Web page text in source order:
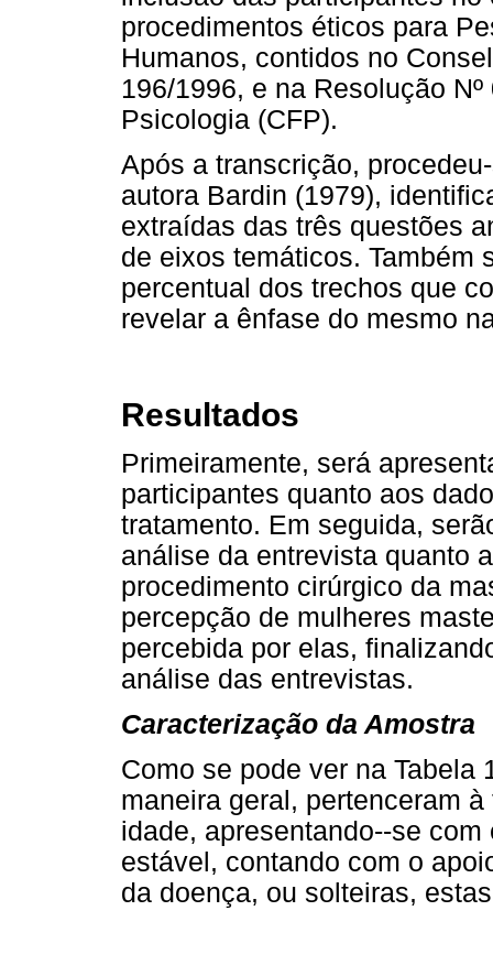
procedimentos éticos para
Humanos, contidos no
196/1996, e na Resolução
Psicologia (CFP).
Após a transcrição,
autora Bardin (1979),
extraídas das três questões
de eixos temáticos. Também
percentual dos trechos que
revelar a ênfase do mesmo
Resultados
Primeiramente, será
participantes quanto aos
tratamento. Em seguida,
análise da entrevista quanto
procedimento cirúrgico da
percepção de mulheres
percebida por elas,
análise das entrevistas.
Caracterização da Amostra
Como se pode ver na Tabela
maneira geral, pertenceram
idade, apresentando--se
estável, contando com o
da doença, ou solteiras,